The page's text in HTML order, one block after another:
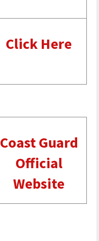
Click Here
Coast Guard
Official
Website